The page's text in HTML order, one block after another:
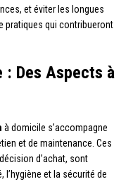
et éviter les longues
pratiques qui contribueront
: Des Aspects à
à domicile s’accompagne
et de maintenance. Ces
d’achat, sont
et la sécurité de